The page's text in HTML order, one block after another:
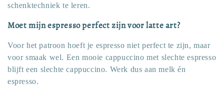
schenktechniek te leren.
Moet mijn espresso perfect zijn voor latte art?
Voor het patroon hoeft je espresso niet perfect te zijn, maar
voor smaak wel. Een mooie cappuccino met slechte espresso
blijft een slechte cappuccino. Werk dus aan melk én
espresso.